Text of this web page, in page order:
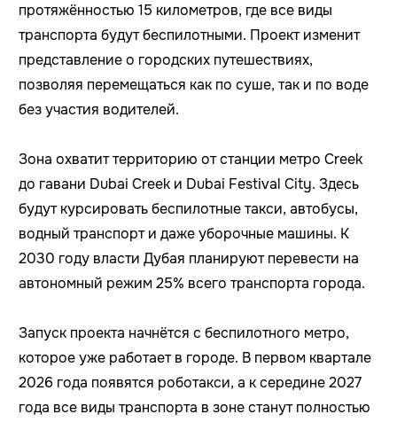
протяжённостью 15 километров, где все виды
транспорта будут беспилотными. Проект изменит
представление о городских путешествиях,
позволяя перемещаться как по суше, так и по воде
без участия водителей.
Зона охватит территорию от станции метро Creek
до гавани Dubai Creek и Dubai Festival City. Здесь
будут курсировать беспилотные такси, автобусы,
водный транспорт и даже уборочные машины. К
2030 году власти Дубая планируют перевести на
автономный режим 25% всего транспорта города.
Запуск проекта начнётся с беспилотного метро,
которое уже работает в городе. В первом квартале
2026 года появятся роботакси, а к середине 2027
года все виды транспорта в зоне станут полностью